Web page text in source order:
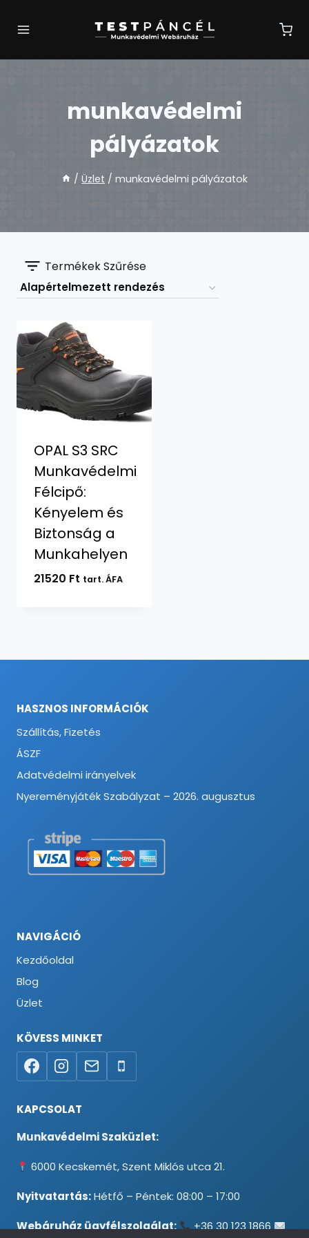
munkavédelmi
pályázatok
/ Üzlet / munkavédelmi pályázatok
Termékek Szűrése
OPAL S3 SRC
Munkavédelmi
Félcipő:
Kényelem és
Biztonság a
Munkahelyen
21520 Ft tart. ÁFA
HASZNOS INFORMÁCIÓK
Szállítás, Fizetés
ÁSZF
Adatvédelmi irányelvek
Nyereményjáték Szabályzat – 2026. augusztus
NAVIGÁCIÓ
Kezdőoldal
Blog
Üzlet
KÖVESS MINKET
KAPCSOLAT
Munkavédelmi Szaküzlet:
6000 Kecskemét, Szent Miklós utca 21.
Nyitvatartás:Hétfő – Péntek: 08:00 – 17:00
Webáruház ügyfélszolgálat: +36 30 123 1866